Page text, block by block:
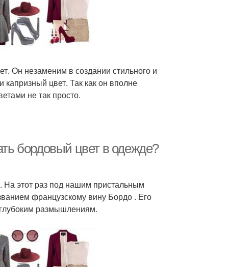
Он незаменим в создании стильного и
цвет. Так как он вполне
не так просто.
бордовый цвет в одежде?
На этот раз под нашим пристальным
французскому вину Бордо . Его
размышлениям.